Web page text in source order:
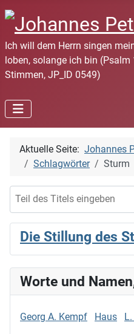
Ich will dem Herrn singen
loben, solange ich bin (Psalm
Stimmen, JP_ID 0549)
Aktuelle Seite: Johannes
Schlagwörter
Sturm
Die Stillung des
Worte und
Georg A. Kempf Haus